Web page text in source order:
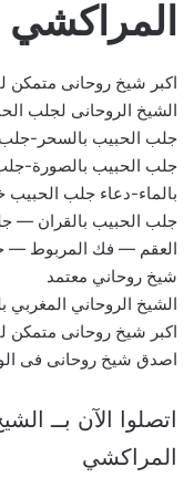
المراكشي
اكبر شيخ روحانى متمكن
الشيخ الروحانى لجلب
جلب الحبيب بالسحر-
جلب الحبيب بالصورة-
بالماء-دعاء جلب الحبيب
جلب الحبيب بالقران —
العقم — فك المربوط
شيخ روحاني معتمد
الشيخ الروحاني
اكبر شيخ روحانى متمكن
اصدق شيخ روحانى فى
اتصلوا الآن بــ
المراكشي